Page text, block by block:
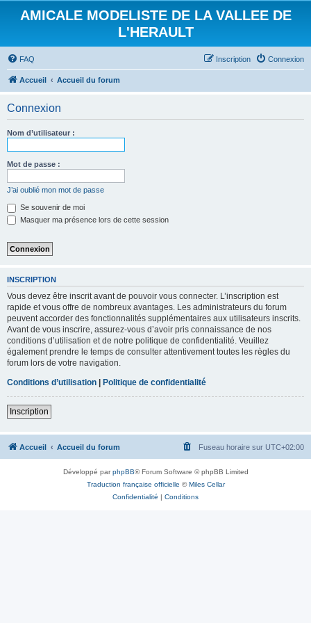
AMICALE MODELISTE DE LA VALLEE DE
L'HERAULT
FAQ Connexion
Inscription
Accueil Accueil du forum
Connexion
Nom d’utilisateur :
Mot de passe :
J’ai oublié mon mot de passe
Se souvenir de moi
Masquer ma présence lors de cette session
INSCRIPTION
Vous devez être inscrit avant de pouvoir vous connecter. L’inscription est
rapide et vous offre de nombreux avantages. Les administrateurs du forum
peuvent accorder des fonctionnalités supplémentaires aux utilisateurs inscrits.
Avant de vous inscrire, assurez-vous d’avoir pris connaissance de nos
conditions d’utilisation et de notre politique de confidentialité. Veuillez
également prendre le temps de consulter attentivement toutes les règles du
forum lors de votre navigation.
Conditions d’utilisation | Politique de confidentialité
Inscription
Accueil Accueil du forum Fuseau horaire sur UTC+02:00
Développé parphpBB® Forum Software © phpBB Limited
Traduction française officielle ©Miles Cellar
Confidentialité | Conditions